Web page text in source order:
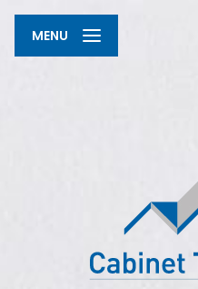
MENU